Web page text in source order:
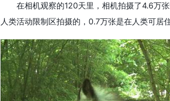
在相机观察的120天里，相机拍摄了4.6万张
人类活动限制区拍摄的，0.7万张是在人类可居